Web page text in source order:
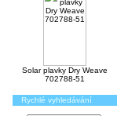
Solar plavky Dry Weave
702788-51
Rychlé vyhledávání